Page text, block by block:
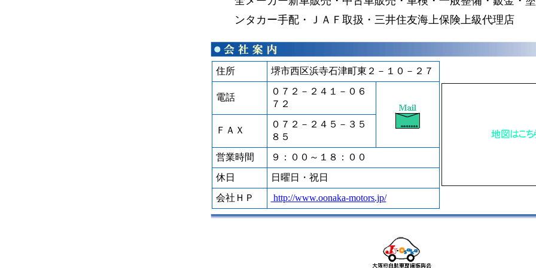
ンタカー手配・ＪＡＦ取扱・三井住友海上保険上級代理店
住所 堺市西区浜寺石津町東２－１０－２７
電話
０７２－２４１－０６
７２
ＦＡＸ
０７２－２４５－３５
８５
営業時間
９：００～１８：００
休日
日曜日・祝日
会社ＨＰ
http://www.oonaka-motors.jp/